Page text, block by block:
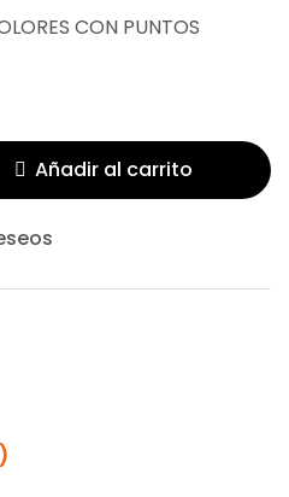
CON PUNTOS
Añadir al carrito